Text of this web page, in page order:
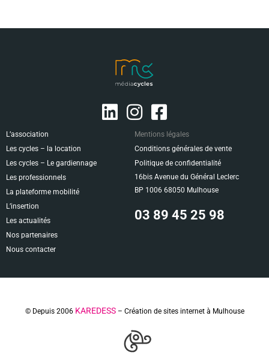
L’association
Les cycles – la location
Les cycles – Le gardiennage
Les professionnels
La plateforme mobilité
L’insertion
Les actualités
Nos partenaires
Nous contacter
16bis Avenue du Général Leclerc
BP 1006 68050 Mulhouse
03 89 45 25 98
Mentions légales
Conditions générales de vente
Politique de confidentialité
© Depuis 2006 KAREDESS – Création de sites internet à Mulhouse